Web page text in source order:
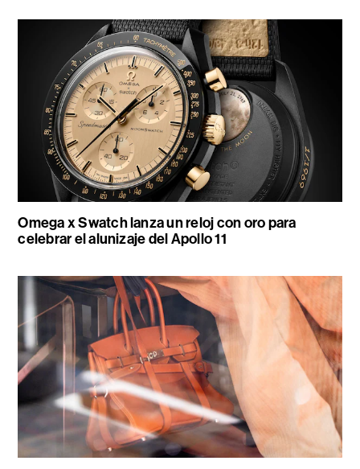
Omega x Swatch lanza un reloj con oro para
celebrar el alunizaje del Apollo 11